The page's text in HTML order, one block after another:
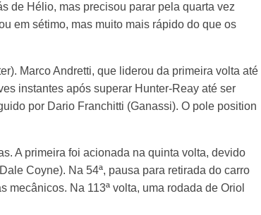
de Hélio, mas precisou parar pela quarta vez
em sétimo, mas muito mais rápido do que os
Marco Andretti, que liderou da primeira volta até
instantes após superar Hunter-Reay até ser
por Dario Franchitti (Ganassi). O pole position
A primeira foi acionada na quinta volta, devido
Coyne). Na 54ª, pausa para retirada do carro
Na 113ª volta, uma rodada de Oriol